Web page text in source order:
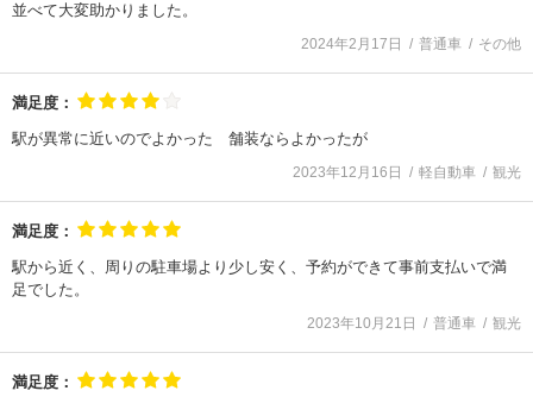
並べて大変助かりました。
2024年2月17日 普通車 その他
満足度：
駅が異常に近いのでよかった 舗装ならよかったが
2023年12月16日 軽自動車 観光
満足度：
駅から近く、周りの駐車場より少し安く、予約ができて事前支払いで満
足でした。
2023年10月21日 普通車 観光
満足度：